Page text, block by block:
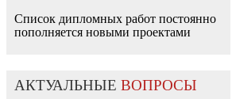
Список дипломных работ постоянно
пополняется новыми проектами
АКТУАЛЬНЫЕ ВОПРОСЫ